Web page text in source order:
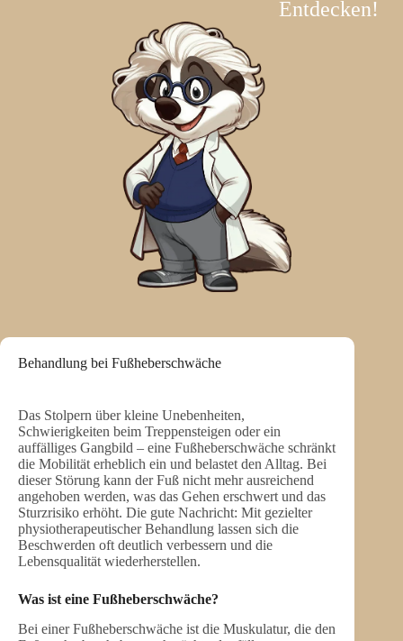
Entdecken!
Behandlung bei Fußheberschwäche
Das Stolpern über kleine Unebenheiten,
Schwierigkeiten beim Treppensteigen oder ein
auffälliges Gangbild – eine Fußheberschwäche schränkt
die Mobilität erheblich ein und belastet den Alltag. Bei
dieser Störung kann der Fuß nicht mehr ausreichend
angehoben werden, was das Gehen erschwert und das
Sturzrisiko erhöht. Die gute Nachricht: Mit gezielter
physiotherapeutischer Behandlung lassen sich die
Beschwerden oft deutlich verbessern und die
Lebensqualität wiederherstellen.
Was ist eine Fußheberschwäche?
Bei einer Fußheberschwäche ist die Muskulatur, die den